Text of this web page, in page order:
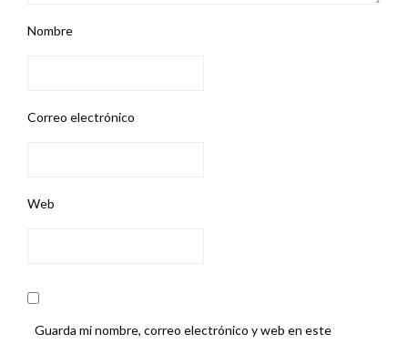
Nombre
Correo electrónico
Web
Guarda mi nombre, correo electrónico y web en este